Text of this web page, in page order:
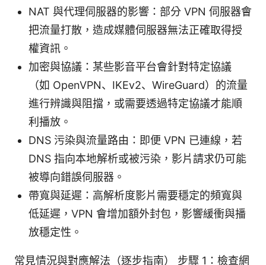
NAT 與代理伺服器的影響：部分 VPN 伺服器會
把流量打散，造成媒體伺服器無法正確取得授
權資訊。
加密與協議：某些影音平台會針對特定協議
（如 OpenVPN、IKEv2、WireGuard）的流量
進行辨識與阻擋，或需要透過特定協議才能順
利播放。
DNS 污染與流量路由：即便 VPN 已連線，若
DNS 指向本地解析或被污染，影片請求仍可能
被導向錯誤伺服器。
帶寬與延遲：高解析度影片需要穩定的頻寬與
低延遲，VPN 會增加額外封包，影響緩衝與播
放穩定性。
常見情況與對應解法（逐步指南） 步驟 1：檢查網